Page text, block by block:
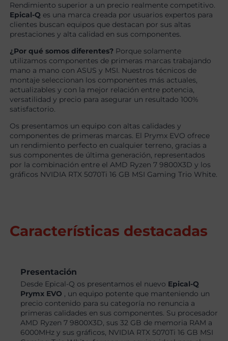
Rendimiento superior a un precio realmente competitivo.
Epical-Q es una marca creada por usuarios expertos para
clientes buscan equipos que destacan por sus altas
prestaciones y alta calidad en sus componentes.
¿Por qué somos diferentes? Porque solamente
utilizamos componentes de primeras marcas trabajando
mano a mano con ASUS y MSI. Nuestros técnicos de
montaje seleccionan los componentes más actuales,
actualizables y con la mejor relación entre potencia,
versatilidad y precio para asegurar un resultado 100%
satisfactorio.
Os presentamos un equipo con altas calidades y
componentes de primeras marcas. El Prymx EVO ofrece
un rendimiento perfecto en cualquier terreno, gracias a
sus componentes de última generación, representados
por la combinación entre el AMD Ryzen 7 9800X3D y los
gráficos NVIDIA RTX 5070Ti 16 GB MSI Gaming Trio White.
Características destacadas
Presentación
Desde Epical-Q os presentamos el nuevo Epical-Q
Prymx EVO , un equipo potente que manteniendo un
precio contenido para su categoría no renuncia a
primeras calidades en sus componentes. Su procesador
AMD Ryzen 7 9800X3D, sus 32 GB de memoria RAM a
6000MHz y sus gráficos, NVIDIA RTX 5070Ti 16 GB MSI